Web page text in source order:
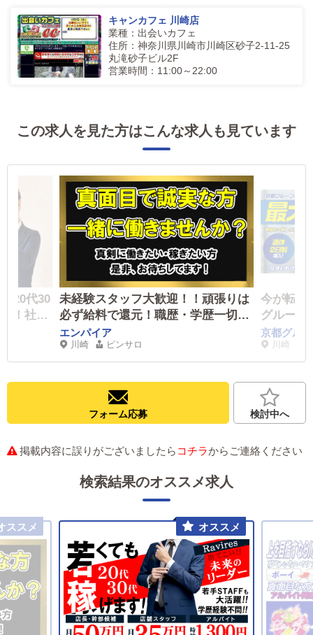
キャンカフェ 川崎店
業種：出会いカフェ
住所：神奈川県川崎市川崎区砂子2-11-25
丸滝砂子ビル2F
営業時間：11:00～22:00
この求人を見た方はこんな求人も見ています
20代30
！社保
休有！
に嘘偽
未経験スタッフ大歓迎！！頑張りは
必ず給料で還元！職歴・学歴一切不
問！自分のやる気次第で給料が上が
る！誰でも出来る簡単な仕事！
エンパイア
川崎 ピンサロ
今が転職
グルー
京都グル
川崎
フォーム応募 検討中へ
掲載内容に誤りがございましたら コチラからご連絡ください
検索結果のオススメ求人